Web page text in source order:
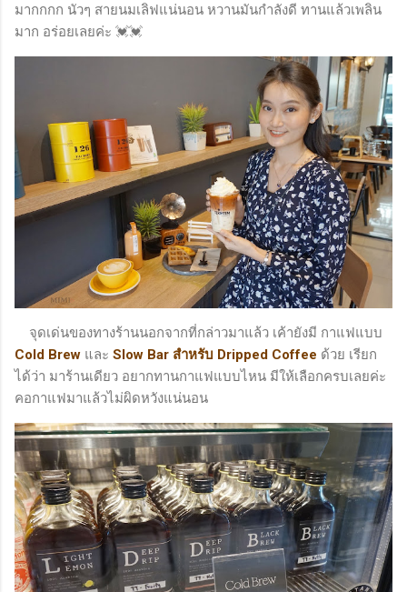
มากกกก นัวๆ สายนมเลิฟแน่นอน หวานมันกำลังดี ทานแล้วเพลิน
มาก อร่อยเลยค่ะ 💓💓
จุดเด่นของทางร้านนอกจากที่กล่าวมาแล้ว เค้ายังมี กาแฟแบบ
Cold Brew และ Slow Bar สำหรับ Dripped Coffee ด้วย เรียก
ได้ว่า มาร้านเดียว อยากทานกาแฟแบบไหน มีให้เลือกครบเลยค่ะ
คอกาแฟมาแล้วไม่ผิดหวังแน่นอน